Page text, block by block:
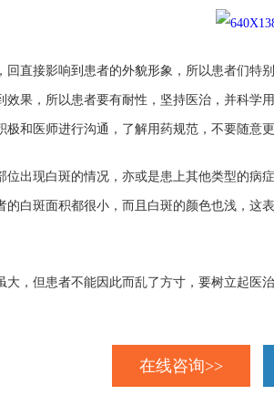
接影响到患者的外貌形象，所以患者们特
效果，所以患者要有耐性，坚持医治，并科学
极和医师进行沟通，了解用药规范，不要随意更
现白斑的情况，亦或是患上其他类型的病
的白斑面积都很小，而且白斑的颜色也浅，这
但患者不能因此而乱了方寸，要树立起医
在线咨询>>